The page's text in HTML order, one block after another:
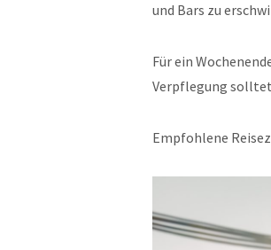
und Bars zu
Für ein
Verpflegung
Empfohlene